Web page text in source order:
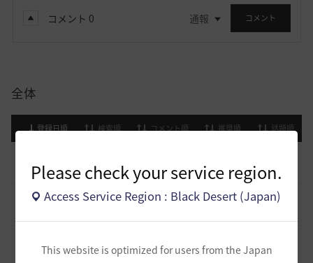
Please check your service region.
Access Service Region : Black Desert (Japan)
This website is optimized for users from the Japan
コメント 0 通報 コメント
全体
登録日順 検索順 コメント順 推奨順 話題順
0
0 995 黒い砂漠 8 日前
[開催中のイベント] 今週のイベントは？
19